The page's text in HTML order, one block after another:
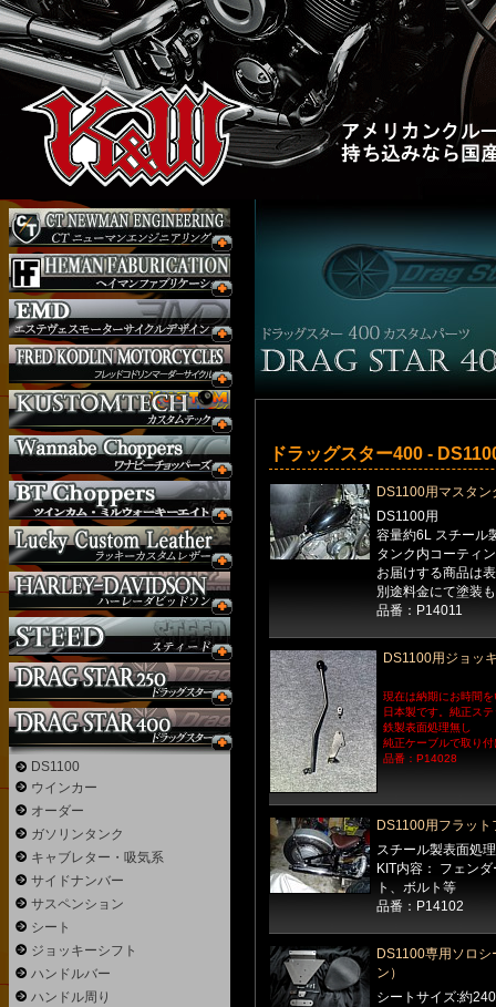
ドラッグスター400 -
DS1100用マスタン
DS1100用
容量約6L スチール
タンク内コーティ
お届けする商品は
別途料金にて塗装
品番：P14011
DS1100用ジョッ
現在は納期にお時間
日本製です。純正ス
鉄製表面処理無し
純正ケーブルで取り
品番：P14028
DS1100用フラット
スチール製表面処
KIT内容： フェン
ト、ボルト等
品番：P14102
DS1100専用ソロ
ン）
シートサイズ:約
DS1100
ウインカー
オーダー
ガソリンタンク
キャブレター・吸気系
サイドナンバー
サスペンション
シート
ジョッキーシフト
ハンドルバー
ハンドル周り